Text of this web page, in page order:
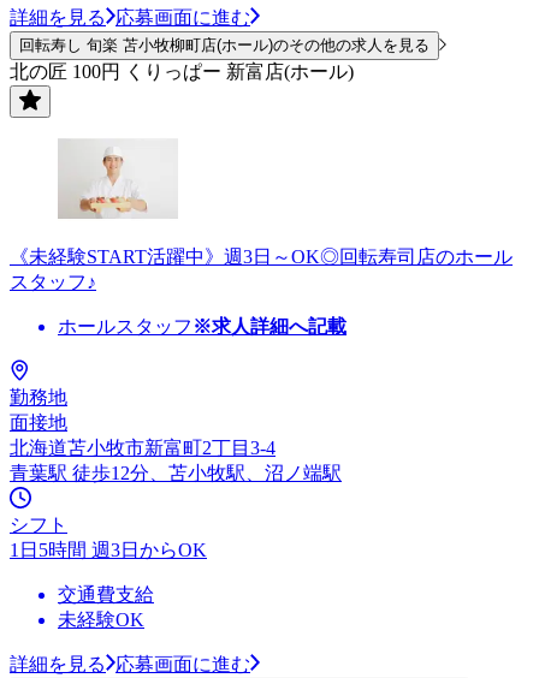
詳細を見る 応募画面に進む
回転寿し 旬楽 苫小牧柳町店(ホール)のその他の求人を見る
北の匠 100円 くりっぱー 新富店(ホール)
《未経験START活躍中》週3日～OK◎回転寿司店のホール
スタッフ♪
ホールスタッフ ※求人詳細へ記載
勤務地
面接地
北海道苫小牧市新富町2丁目3-4
青葉駅 徒歩12分、苫小牧駅、沼ノ端駅
シフト
1日5時間 週3日からOK
交通費支給
未経験OK
詳細を見る 応募画面に進む